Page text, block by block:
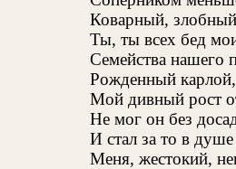
Коварный,
Ты, ты всех бед
Семейства нашего
Рожденный
Мой дивный рост
Не мог он без
И стал за то в душе
Меня, жестокий,